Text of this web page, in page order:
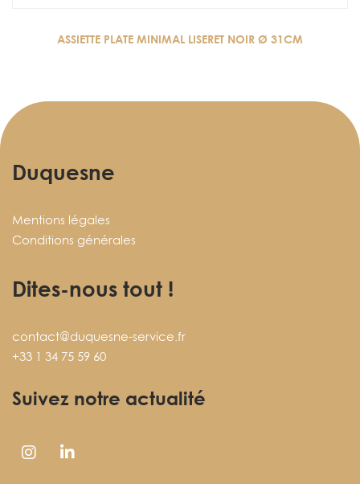
ASSIETTE PLATE MINIMAL LISERET NOIR Ø 31CM
Duquesne
Mentions légales
Conditions générales
Dites-nous tout !
contact@duquesne-service.fr
+33 1 34 75 59 60
Suivez notre actualité